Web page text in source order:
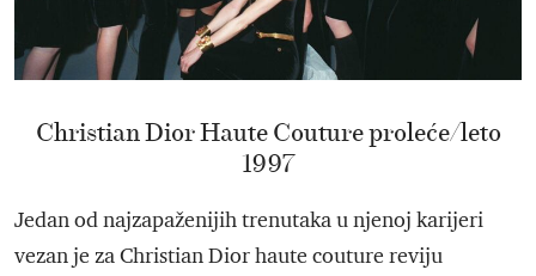
Christian Dior Haute Couture proleće/leto
1997
Jedan od najzapaženijih trenutaka u njenoj karijeri
vezan je za Christian Dior haute couture reviju